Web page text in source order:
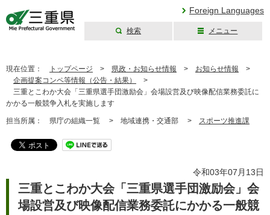
Foreign Languages
検索 メニュー
現在位置： トップページ > 県政・お知らせ情報 > お知らせ情報 >
企画提案コンペ等情報（公告・結果）
>
三重とこわか大会「三重県選手団激励会」会場設営及び映像配信業務委託に
かかる一般競争入札を実施します
担当所属： 県庁の組織一覧 > 地域連携・交通部 > スポーツ推進課
令和03年07月13日
三重とこわか大会「三重県選手団激励会」会
場設営及び映像配信業務委託にかかる一般競